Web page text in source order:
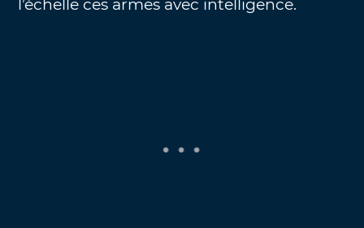
l’échelle ces armes avec intelligence.